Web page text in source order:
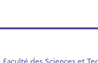
Faculté des Sciences et